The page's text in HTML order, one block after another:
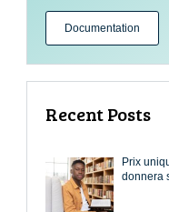
Documentation
Recent Posts
Prix
donnera